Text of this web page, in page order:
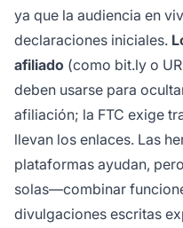
ya que la audiencia en
declaraciones iniciales.
afiliado (como bit.ly o
deben usarse para
afiliación; la FTC exige
llevan los enlaces. Las
plataformas ayudan,
solas—combinar
divulgaciones escritas